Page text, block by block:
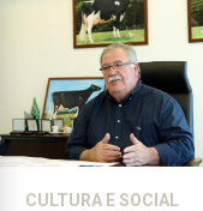
CULTURA E SOCIAL